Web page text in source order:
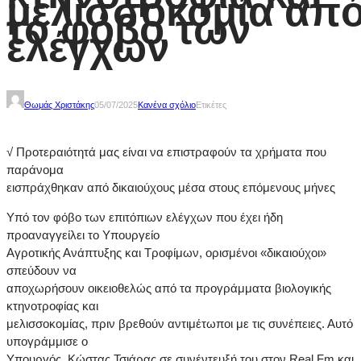
μελισσοκομία
το φόβο των
ελέγχων
Θωμάς Χριστάκης05/07/2025Κανένα σχόλιοΕτικέτες
√ Προτεραιότητά μας είναι να επιστραφούν τα χρήματα που
παράνομα
εισπράχθηκαν από δικαιούχους μέσα στους επόμενους μήνες
Υπό τον φόβο των επιτόπιων ελέγχων που έχει ήδη
προαναγγείλει το Υπουργείο
Αγροτικής Ανάπτυξης και Τροφίμων, ορισμένοι «δικαιούχοι»
σπεύδουν να
αποχωρήσουν οικειοθελώς από τα προγράμματα βιολογικής
κτηνοτροφίας και
μελισσοκομίας, πριν βρεθούν αντιμέτωποι με τις συνέπειες. Αυτό
υπογράμμισε ο